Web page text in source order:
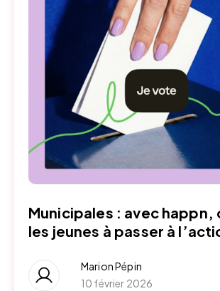
Municipales : avec happn,
les jeunes à passer à
Marion Pépin
10 février 2026